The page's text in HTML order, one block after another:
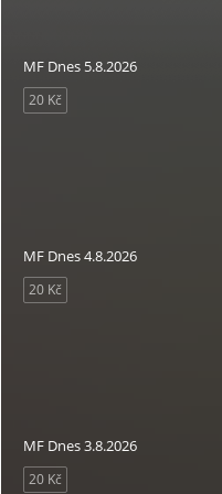
MF Dnes 5.8.2026
20 Kč
MF Dnes 4.8.2026
20 Kč
MF Dnes 3.8.2026
20 Kč